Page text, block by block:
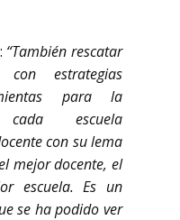
“También rescatar
estrategias
para la
escuela
con su lema
mejor docente, el
escuela. Es un
se ha podido ver